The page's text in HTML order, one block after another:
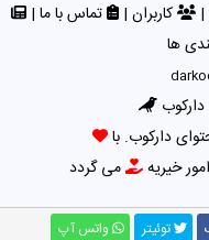
توئیتر واتس آپ
| کاربران | تماس با ما|
ها
دارکوب. با
خیریه می گردد